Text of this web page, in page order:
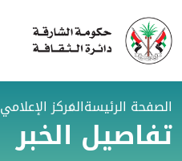
الصفحة الرئيسةالمركز الإعلامي
تفاصيل الخبر